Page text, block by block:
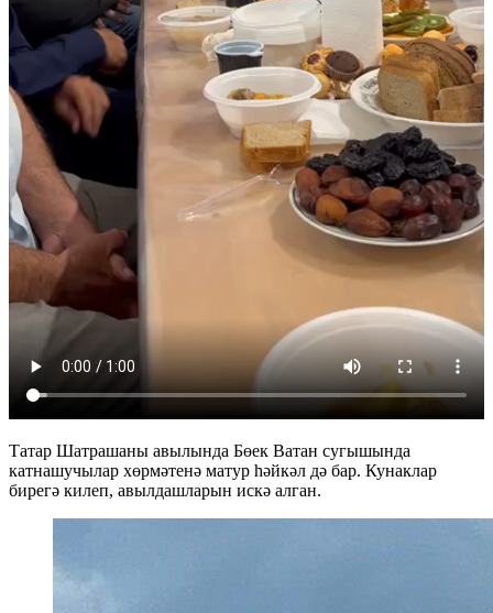
Татар Шатрашаны авылында Бөек Ватан сугышында
катнашучылар хөрмәтенә матур һәйкәл дә бар. Кунаклар
бирегә килеп, авылдашларын искә алган.